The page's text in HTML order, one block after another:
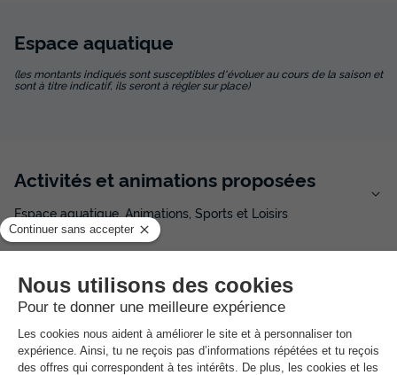
Espace aquatique
(les montants indiqués sont susceptibles d'évoluer au cours de la saison et
sont à titre indicatif, ils seront à régler sur place)
Activités et animations proposées
Espace aquatique, Animations, Sports et Loisirs
Services sur place et à proximité
Santé et Bien-être, Commerces et Restauration, Locations
et équipements, divers